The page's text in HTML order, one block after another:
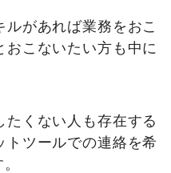
があれば業務をおこ
こないたい方も中に
くない人も存在する
トツールでの連絡を希